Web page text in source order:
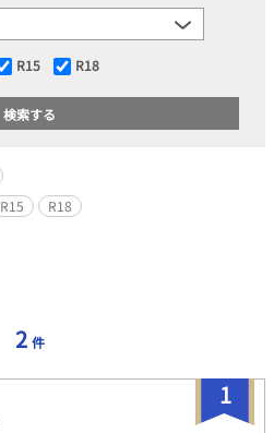
R15 R18
R15 R18
2 件
1